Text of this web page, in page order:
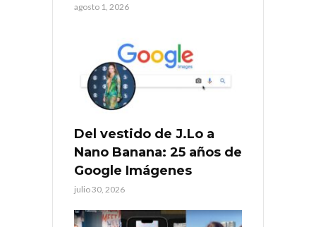
agosto 1, 2026
Del vestido de J.Lo a
Nano Banana: 25 años de
Google Imágenes
julio 30, 2026